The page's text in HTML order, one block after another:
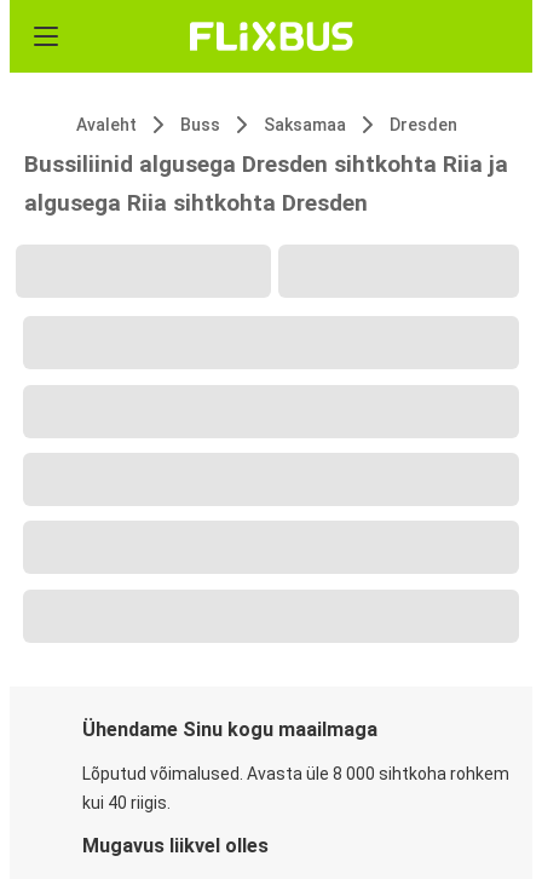
Avaleht Buss Saksamaa Dresden
Bussiliinid algusega Dresden sihtkohta Riia ja
algusega Riia sihtkohta Dresden
Ühendame Sinu kogu maailmaga
Lõputud võimalused. Avasta üle 8 000 sihtkoha rohkem
kui 40 riigis.
Mugavus liikvel olles